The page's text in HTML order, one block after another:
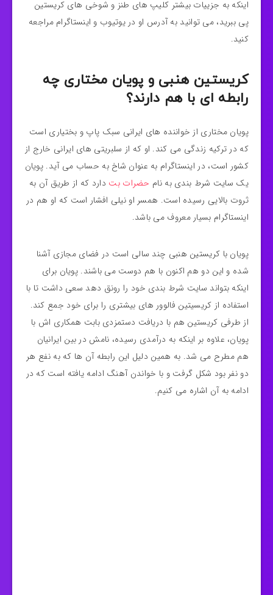
اینکه به جزییات بیشتر کلیپ های طنز و شوخی های کریستین
پی ببرید، می توانید به آدرس او در یوتیوب و اینستاگرام مراجعه
کنید.
کریستین هنبی و پویان مختاری چه
رابطه ای با هم دارند؟
پویان مختاری از خواننده های ایرانی سبک پاپ و بختیاری است
که در ترکیه زندگی می کند. او که از سلبریتی های ایرانی خارج از
کشور است، در اینستاگرام به عنوان شاخ به حساب می آید. پویان
یک سایت شرط بندی به نام حضرات بت دارد که از طریق آن به
ثروت بالایی رسیده است. همسر او نیلی افشار است که او هم در
اینستاگرام بسیار معروف می باشد.
پویان با کریستین هنبی چند سالی است در فضای مجازی آشنا
شده و این دو هم اکنون با هم دوست می باشند. پویان برای
اینکه بتواند سایت شرط بندی خود را رونق دهد سعی داشت تا با
استفاده از کریسیتین فالوور های بیشتری را برای خود جمع کند.
از طرفی کریستین هم با دریافت دستمزدی بابت همکاری اش با
پویان، علاوه بر اینکه به درآمدی رسیده، نامش در بین ایرانیان
هم مطرح می شد. به همین دلیل این رابطه آن ها که به نفع هر
دو نفر بود شکل گرفت و با خواندن آهنگ ادامه یافته است که در
ادامه به آن اشاره می کنیم.